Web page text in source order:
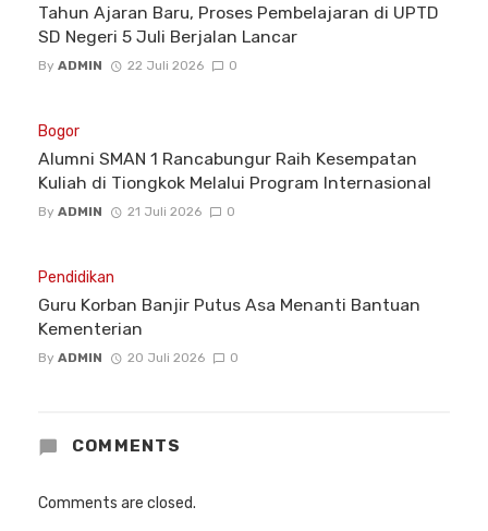
Tahun Ajaran Baru, Proses Pembelajaran di UPTD
SD Negeri 5 Juli Berjalan Lancar
By ADMIN 22 Juli 2026 0
Bogor
Alumni SMAN 1 Rancabungur Raih Kesempatan
Kuliah di Tiongkok Melalui Program Internasional
By ADMIN 21 Juli 2026 0
Pendidikan
Guru Korban Banjir Putus Asa Menanti Bantuan
Kementerian
By ADMIN 20 Juli 2026 0
COMMENTS
Comments are closed.